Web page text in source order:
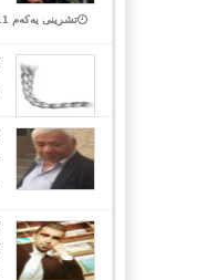
تشرینی یەکەم 11, 2023 Closed